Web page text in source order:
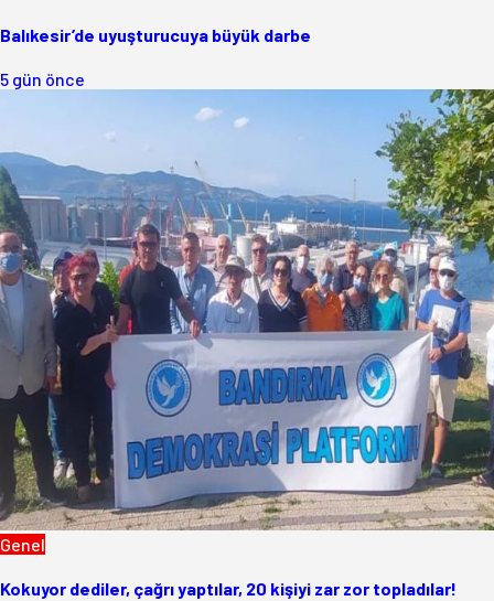
Balıkesir’de uyuşturucuya büyük darbe
5 gün önce
Genel
Kokuyor dediler, çağrı yaptılar, 20 kişiyi zar zor topladılar!